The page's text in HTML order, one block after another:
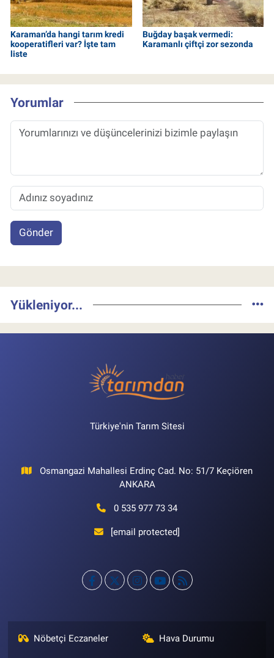
Karaman’da hangi tarım kredi
kooperatifleri var? İşte tam
liste
Buğday başak vermedi:
Karamanlı çiftçi zor sezonda
Yorumlar
Gönder
Yükleniyor...
Türkiye'nin Tarım Sitesi
Osmangazi Mahallesi Erdinç Cad. No: 51/7 Keçiören
ANKARA
0 535 977 73 34
[email protected]
Nöbetçi Eczaneler Hava Durumu